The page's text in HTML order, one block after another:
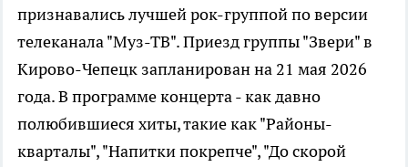
признавались лучшей рок-группой по версии
телеканала "Муз-ТВ". Приезд группы "Звери" в
Кирово-Чепецк запланирован на 21 мая 2026
года. В программе концерта - как давно
полюбившиеся хиты, такие как "Районы-
кварталы", "Напитки покрепче", "До скорой